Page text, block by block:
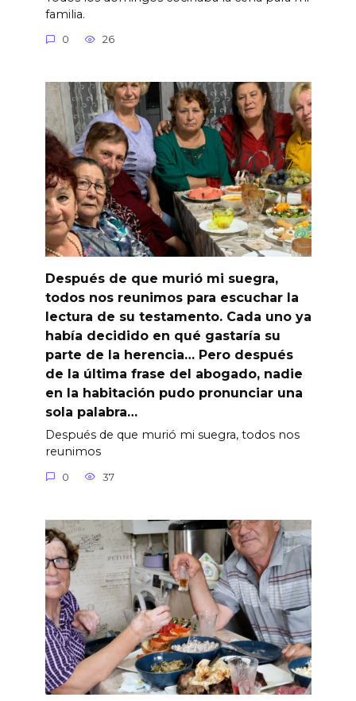
familia.
0 26
Después de que murió mi suegra,
todos nos reunimos para escuchar la
lectura de su testamento. Cada uno ya
había decidido en qué gastaría su
parte de la herencia… Pero después
de la última frase del abogado, nadie
en la habitación pudo pronunciar una
sola palabra…
Después de que murió mi suegra, todos nos
reunimos
0 37